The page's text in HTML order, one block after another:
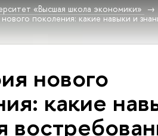
«Высшая школа экономики»
нового поколения: какие навыки и
нового
какие